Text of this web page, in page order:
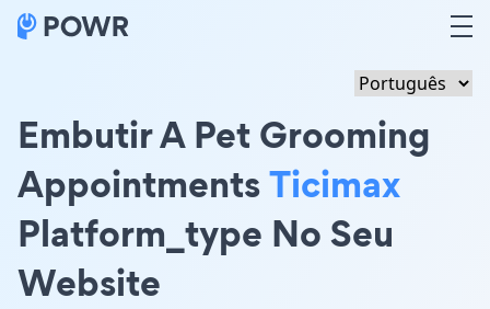
Embutir A Pet Grooming
AppointmentsTicimax
Platform_type No Seu
Website